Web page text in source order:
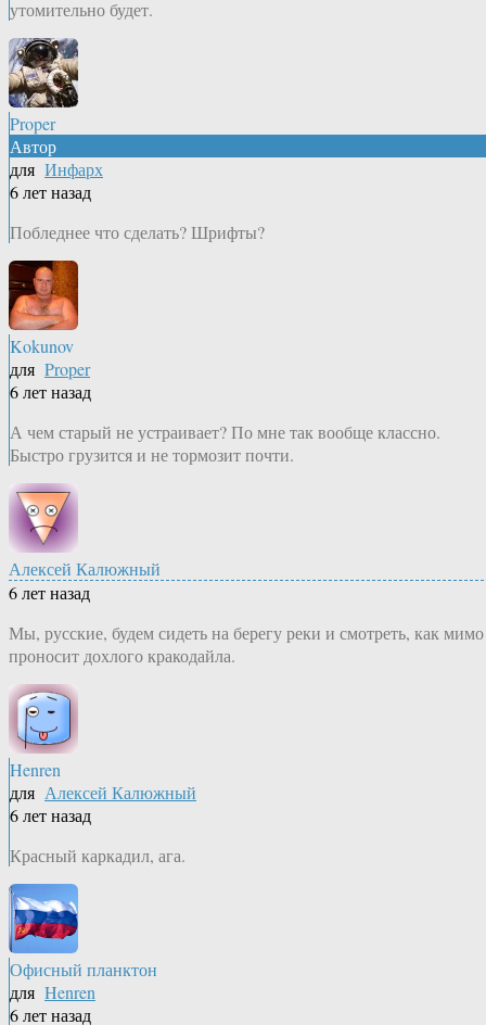
утомительно будет.
Proper
Автор
для Инфарх
6 лет назад
Побледнее что сделать? Шрифты?
Kokunov
для Proper
6 лет назад
А чем старый не устраивает? По мне так вообще классно.
Быстро грузится и не тормозит почти.
Алексей Калюжный
6 лет назад
Мы, русские, будем сидеть на берегу реки и смотреть, как мимо
проносит дохлого кракодайла.
Henren
для Алексей Калюжный
6 лет назад
Красный каркадил, ага.
Офисный планктон
для Henren
6 лет назад